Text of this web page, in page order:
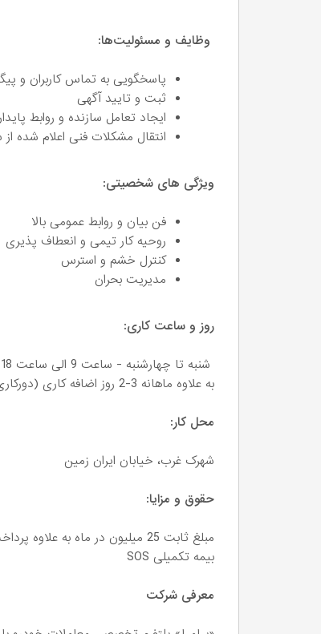
وظایف و مسئولیت‌ها:
پاسخگویی به تماس کاربران و
ثبت و تایید آگهی
ایجاد تعامل سازنده و روابط پایدار
انتقال مشکلات فنی اعلام شده
ویژگی های شخصیتی:
فن بیان و روابط عمومی بالا
روحیه کار تیمی و انعطاف پذیری
کنترل خشم و استرس
مدیریت بحران
روز و ساعت کاری:
شنبه تا چهارشنبه - ساعت 9 الی ساعت 18
به علاوه ماهانه 3-2 روز اضافه کاری (دورکاری) در روزهای تعطیل
محل کار:
شهرک غرب، خیابان ایران زمین
حقوق و مزایا:
مبلغ ثابت 25 میلیون در ماه به علاوه پرداخت اضافه کاری
بیمه تکمیلی SOS
معرفی شرکت